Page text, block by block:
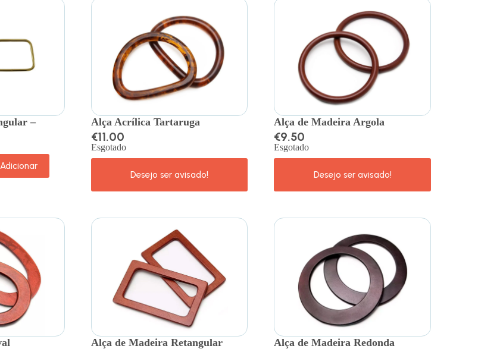
–
Adicionar
Alça Acrílica Tartaruga
€11.00
Esgotado
Alça de Madeira Argola
€9.50
Esgotado
Alça de Madeira Retangular Alça de Madeira Redonda